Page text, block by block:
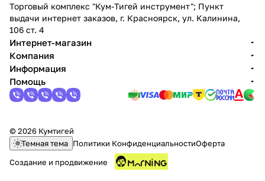
Торговый комплекс "Кум-Тигей инструмент"; Пункт
выдачи интернет заказов, г. Красноярск, ул. Калинина,
106 ст. 4
Интернет-магазин
Компания
Информация
Помощь
© 2026 Кумтигей
Темная тема Политики КонфиденциальностиОферта
Создание и продвижение